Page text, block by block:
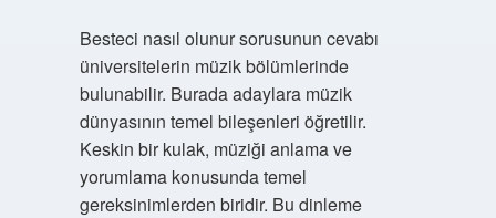
Besteci nasıl olunur sorusunun cevabı
üniversitelerin müzik bölümlerinde
bulunabilir. Burada adaylara müzik
dünyasının temel bileşenleri öğretilir.
Keskin bir kulak, müziği anlama ve
yorumlama konusunda temel
gereksinimlerden biridir. Bu dinleme